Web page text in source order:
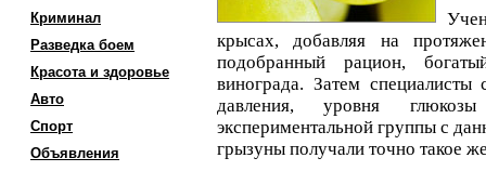
Криминал
Разведка боем
Красота и здоровье
Авто
Спорт
Объявления
крысах, добавляя на
подобранный рацион,
винограда. Затем специалисты
давления, уровня
экспериментальной группы с
грызуны получали точно такое